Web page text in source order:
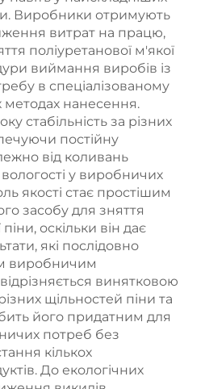
Виробники отримують
витрат на працю,
поліуретанової м'якої
виймання виробів із
в спеціалізованому
методах нанесення.
стабільність за різних
постійну
від коливань
у виробничих
якості стає простішим
засобу для зняття
оскільки він дає
які послідовно
виробничим
винятковою
щільностей піни та
його придатним для
потреб без
кількох
До екологічних